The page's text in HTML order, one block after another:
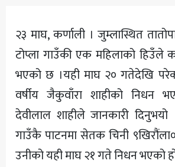
अन्य
२३ माघ, कर्णाली । जुम्लास्थित
टोप्ला गाउँकी एक महिलाको हिउँले
भएको छ ।यही माघ २० गतेदेखि
वर्षीय जैकुवाँरा शाहीको निधन
देवीलाल शाहीले जानकारी
गाउँकै पाटनमा सेतक चिनी
उनीको यही माघ २१ गते निधन भएको